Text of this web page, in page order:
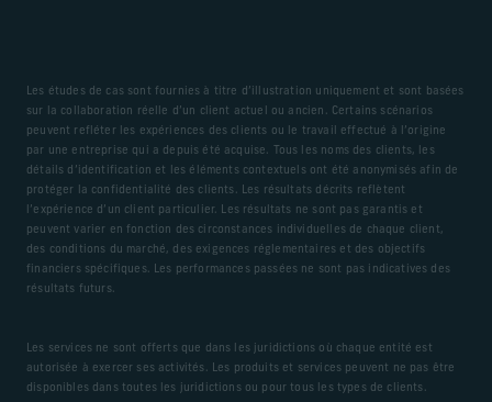
Les études de cas sont fournies à titre d’illustration uniquement et sont basées
sur la collaboration réelle d’un client actuel ou ancien. Certains scénarios
peuvent refléter les expériences des clients ou le travail effectué à l’origine
par une entreprise qui a depuis été acquise. Tous les noms des clients, les
détails d’identification et les éléments contextuels ont été anonymisés afin de
protéger la confidentialité des clients. Les résultats décrits reflètent
l’expérience d’un client particulier. Les résultats ne sont pas garantis et
peuvent varier en fonction des circonstances individuelles de chaque client,
des conditions du marché, des exigences réglementaires et des objectifs
financiers spécifiques. Les performances passées ne sont pas indicatives des
résultats futurs.
Les services ne sont offerts que dans les juridictions où chaque entité est
autorisée à exercer ses activités. Les produits et services peuvent ne pas être
disponibles dans toutes les juridictions ou pour tous les types de clients.